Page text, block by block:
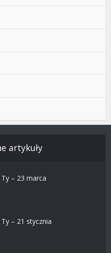
artykuły
– 23 marca
– 21 stycznia